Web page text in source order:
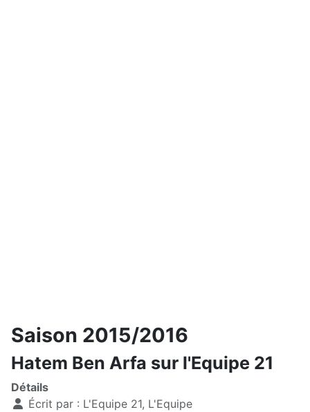
Saison 2015/2016
Hatem Ben Arfa sur l'Equipe 21
Détails
Écrit par : L'Equipe 21, L'Equipe